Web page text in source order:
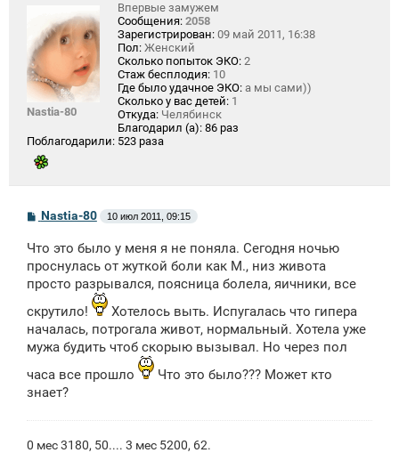
Nastia-80
Впервые замужем
Сообщения: 2058
Зарегистрирован: 09 май 2011, 16:38
Пол: Женский
Сколько попыток ЭКО: 2
Стаж бесплодия: 10
Где было удачное ЭКО: а мы сами))
Сколько у вас детей: 1
Откуда: Челябинск
Благодарил (а): 86 раз
Поблагодарили: 523 раза
С
б
щ
е
н
е
Nastia-80 10 июл 2011, 09:15
Что это было у меня я не поняла. Сегодня ночью
проснулась от жуткой боли как М., низ живота
просто разрывался, поясница болела, яичники, все
скрутило!
Хотелось выть. Испугалась что гипера
началась, потрогала живот, нормальный. Хотела уже
мужа будить чтоб скорыю вызывал. Но через пол
часа все прошло
Что это было??? Может кто
знает?
0 мес 3180, 50.... 3 мес 5200, 62.